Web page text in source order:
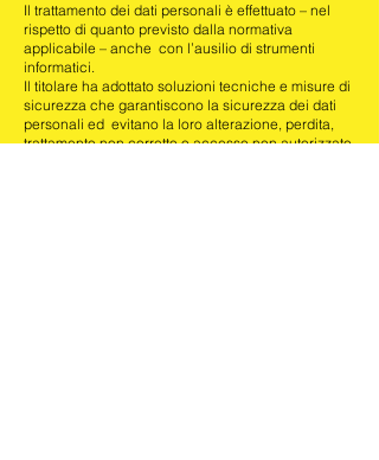
Il trattamento dei dati personali è effettuato – nel
rispetto di quanto previsto dalla normativa
applicabile – anche con l’ausilio di strumenti
informatici.
Il titolare ha adottato soluzioni tecniche e misure di
sicurezza che garantiscono la sicurezza dei dati
personali ed evitano la loro alterazione, perdita,
trattamento non corretto o accesso non autorizzato.